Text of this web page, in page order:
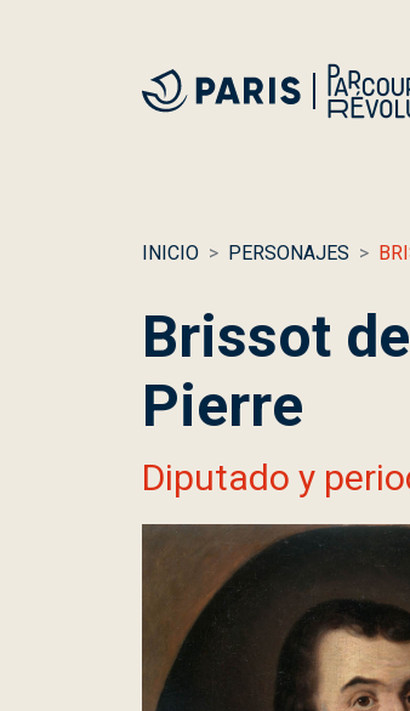
INICIO PERSONAJES
Brissot
Pierre
Diputado y